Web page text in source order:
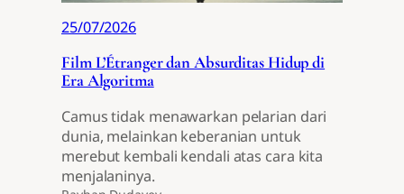
25/07/2026
Film L’Étranger dan Absurditas Hidup di
Era Algoritma
Camus tidak menawarkan pelarian dari
dunia, melainkan keberanian untuk
merebut kembali kendali atas cara kita
menjalaninya.